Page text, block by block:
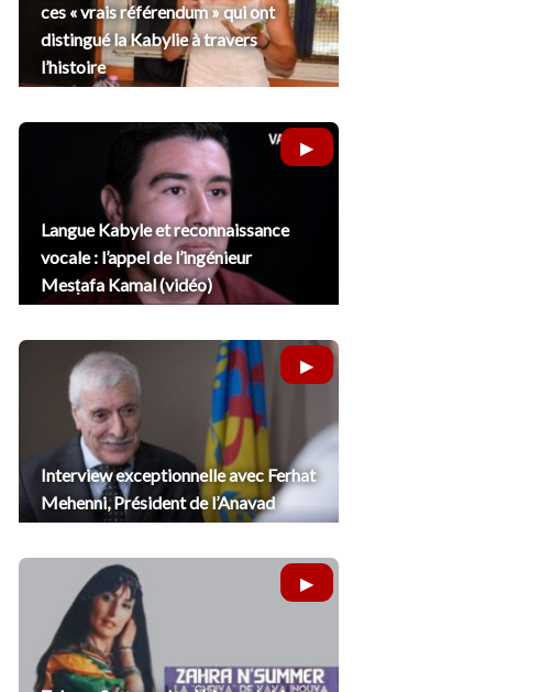
ces « vrais référendum » qui ont
distingué la Kabylie à travers
l’histoire
Langue Kabyle et reconnaissance
vocale : l’appel de l’ingénieur
Mesṭafa Kamal (vidéo)
Interview exceptionnelle avec Ferhat
Mehenni, Président de l’Anavad